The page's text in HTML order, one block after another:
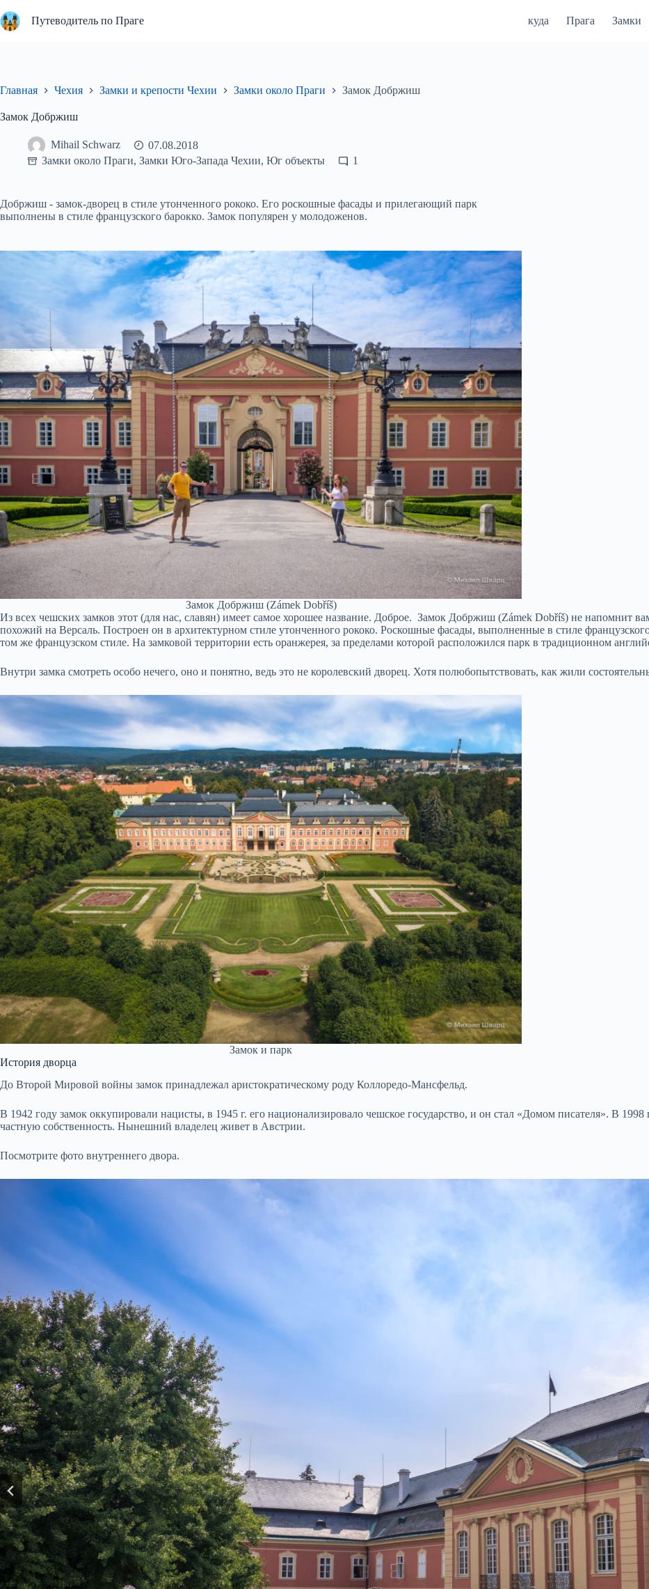
к
сути
Путеводитель по Праге куда Прага Замки
Главная Чехия Замки и крепости Чехии Замки около Праги Замок Добржиш
Замок Добржиш
Mihail Schwarz
07.08.2018
Замки около Праги, Замки Юго-Запада Чехии, Юг объекты 1
Добржиш - замок-дворец в стиле утонченного рококо. Его роскошные фасады и прилегающий парк
выполнены в стиле французского барокко. Замок популярен у молодоженов.
Замок Добржиш (Zámek Dobříš)
Из всех чешских замков этот (для нас, славян) имеет самое хорошее название. Доброе. Замок Добржиш (Zámek Dobříš) не напомнит
похожий на Версаль. Построен он в архитектурном стиле утонченного рококо. Роскошные фасады, выполненные в стиле
том же французском стиле. На замковой территории есть оранжерея, за пределами которой расположился парк в традиционном
Внутри замка смотреть особо нечего, оно и понятно, ведь это не королевский дворец. Хотя полюбопытствовать, как жили
Замок и парк
История дворца
До Второй Мировой войны замок принадлежал аристократическому роду Коллоредо-Мансфельд.
В 1942 году замок оккупировали нацисты, в 1945 г. его национализировало чешское государство, и он стал «Домом писателя». В
частную собственность. Нынешний владелец живет в Австрии.
Посмотрите фото внутреннего двора.